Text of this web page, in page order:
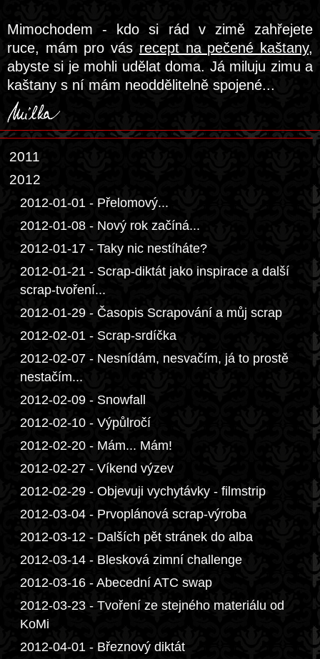
Mimochodem - kdo si rád v zimě zahřejete
ruce, mám pro vás recept na pečené kaštany,
abyste si je mohli udělat doma. Já miluju zimu a
kaštany s ní mám neoddělitelně spojené...
2011
2012
2012-01-01 - Přelomový...
2012-01-08 - Nový rok začíná...
2012-01-17 - Taky nic nestíháte?
2012-01-21 - Scrap-diktát jako inspirace a další
scrap-tvoření...
2012-01-29 - Časopis Scrapování a můj scrap
2012-02-01 - Scrap-srdíčka
2012-02-07 - Nesnídám, nesvačím, já to prostě
nestačím...
2012-02-09 - Snowfall
2012-02-10 - Výpůlročí
2012-02-20 - Mám... Mám!
2012-02-27 - Víkend výzev
2012-02-29 - Objevuji vychytávky - filmstrip
2012-03-04 - Prvoplánová scrap-výroba
2012-03-12 - Dalších pět stránek do alba
2012-03-14 - Blesková zimní challenge
2012-03-16 - Abecední ATC swap
2012-03-23 - Tvoření ze stejného materiálu od
KoMi
2012-04-01 - Březnový diktát